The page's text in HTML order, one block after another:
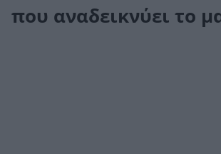
που αναδεικνύει το